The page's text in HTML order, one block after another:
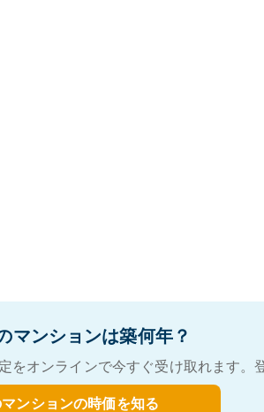
マンションは築何年？
をオンラインで今すぐ受け取れます。
ンションの時価を知る